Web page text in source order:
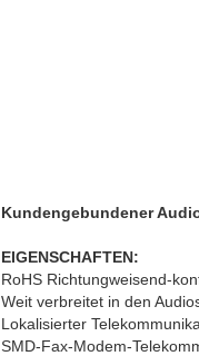
Kundengebundener
EIGENSCHAFTEN:
RoHS Richtungweisend-
Weit verbreitet in den
Lokalisierter
SMD-Fax-Modem-